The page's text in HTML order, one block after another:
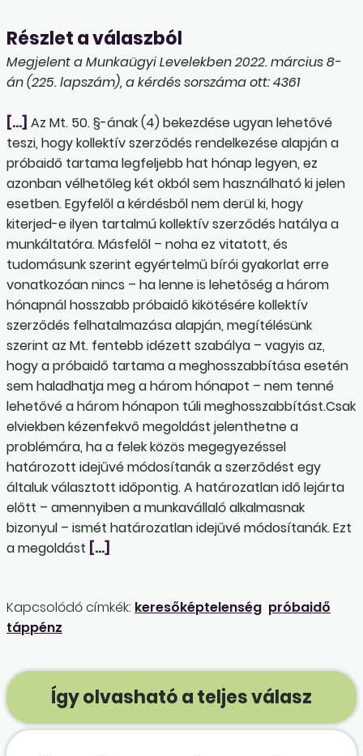
Részlet a válaszból
Megjelent a Munkaügyi Levelekben 2022. március 8-
án (225. lapszám), a kérdés sorszáma ott: 4361
[…] Az Mt. 50. §-ának (4) bekezdése ugyan lehetővé
teszi, hogy kollektív szerződés rendelkezése alapján a
próbaidő tartama legfeljebb hat hónap legyen, ez
azonban vélhetőleg két okból sem használható ki jelen
esetben. Egyfelől a kérdésből nem derül ki, hogy
kiterjed-e ilyen tartalmú kollektív szerződés hatálya a
munkáltatóra. Másfelől – noha ez vitatott, és
tudomásunk szerint egyértelmű bírói gyakorlat erre
vonatkozóan nincs – ha lenne is lehetőség a három
hónapnál hosszabb próba­idő kikötésére kollektív
szerződés felhatalmazása alapján, megítélésünk
szerint az Mt. fentebb idézett szabálya – vagyis az,
hogy a próbaidő tartama a meghosszabbítása esetén
sem haladhatja meg a három hónapot – nem tenné
lehetővé a három hónapon túli meghosszabbítást.Csak
elviekben kézenfekvő megoldást jelenthetne a
problémára, ha a felek közös megegyezéssel
határozott idejűvé módosítanák a szerződést egy
általuk választott időpontig. A határozatlan idő lejárta
előtt – amennyiben a munkavállaló alkalmasnak
bizonyul – ismét határozatlan idejűvé módosítanák. Ezt
a megoldást […]
Kapcsolódó címkék: keresőképtelenség próbaidő
táppénz
Így olvasható a teljes válasz